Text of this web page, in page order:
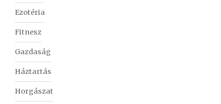
Ezotéria
Fitnesz
Gazdaság
Háztartás
Horgászat